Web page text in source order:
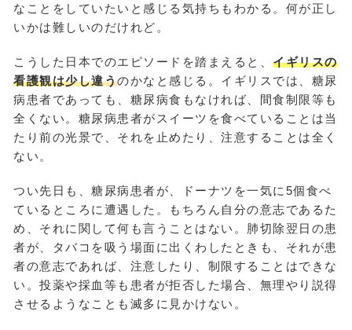
なことをしていたいと感じる気持ちもわかる。何が正し
いかは難しいのだけれど。
こうした日本でのエピソードを踏まえると、イギリスの
看護観は少し違うのかなと感じる。イギリスでは、糖尿
病患者であっても、糖尿病食もなければ、間食制限等も
全くない。糖尿病患者がスイーツを食べていることは当
たり前の光景で、それを止めたり、注意することは全く
ない。
つい先日も、糖尿病患者が、ドーナツを一気に5個食べ
ているところに遭遇した。もちろん自分の意志であるた
め、それに関して何も言うことはない。肺切除翌日の患
者が、タバコを吸う場面に出くわしたときも、それが患
者の意志であれば、注意したり、制限することはできな
い。投薬や採血等も患者が拒否した場合、無理やり説得
させるようなことも滅多に見かけない。